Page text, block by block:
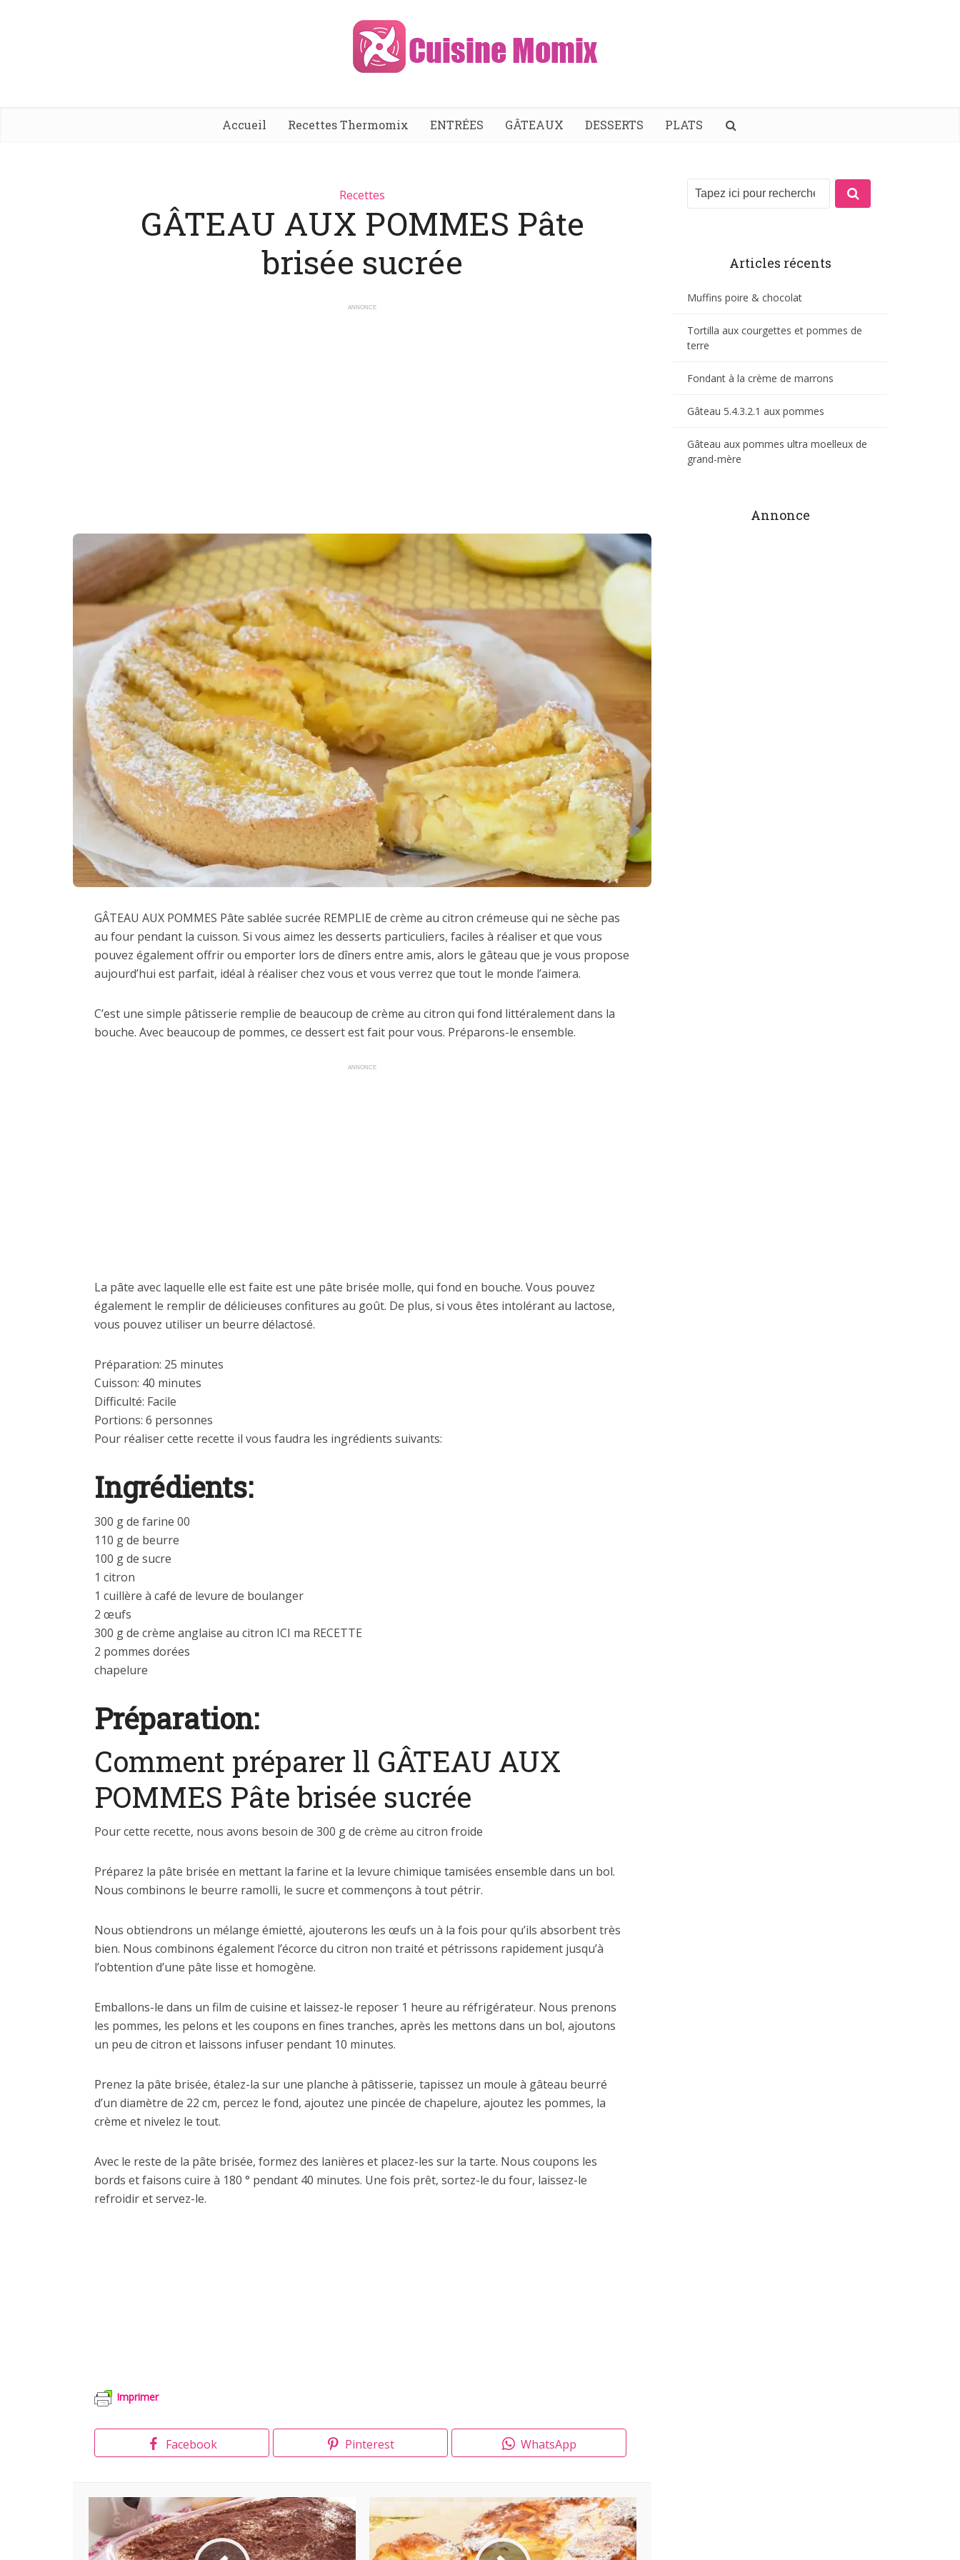
Accueil Recettes Thermomix ENTRÉES GÂTEAUX DESSERTS PLATS
Recettes
GÂTEAU AUX POMMES Pâte
brisée sucrée
ANNONCE
GÂTEAU AUX POMMES Pâte sablée sucrée REMPLIE de crème au citron crémeuse qui ne sèche pas
au four pendant la cuisson. Si vous aimez les desserts particuliers, faciles à réaliser et que vous
pouvez également offrir ou emporter lors de dîners entre amis, alors le gâteau que je vous propose
aujourd’hui est parfait, idéal à réaliser chez vous et vous verrez que tout le monde l’aimera.
C’est une simple pâtisserie remplie de beaucoup de crème au citron qui fond littéralement dans la
bouche. Avec beaucoup de pommes, ce dessert est fait pour vous. Préparons-le ensemble.
ANNONCE
La pâte avec laquelle elle est faite est une pâte brisée molle, qui fond en bouche. Vous pouvez
également le remplir de délicieuses confitures au goût. De plus, si vous êtes intolérant au lactose,
vous pouvez utiliser un beurre délactosé.
Préparation: 25 minutes
Cuisson: 40 minutes
Difficulté: Facile
Portions: 6 personnes
Pour réaliser cette recette il vous faudra les ingrédients suivants:
Ingrédients:
300 g de farine 00
110 g de beurre
100 g de sucre
1 citron
1 cuillère à café de levure de boulanger
2 œufs
300 g de crème anglaise au citron ICI ma RECETTE
2 pommes dorées
chapelure
Préparation:
Comment préparer ll GÂTEAU AUX
POMMES Pâte brisée sucrée
Pour cette recette, nous avons besoin de 300 g de crème au citron froide
Préparez la pâte brisée en mettant la farine et la levure chimique tamisées ensemble dans un bol.
Nous combinons le beurre ramolli, le sucre et commençons à tout pétrir.
Nous obtiendrons un mélange émietté, ajouterons les œufs un à la fois pour qu’ils absorbent très
bien. Nous combinons également l’écorce du citron non traité et pétrissons rapidement jusqu’à
l’obtention d’une pâte lisse et homogène.
Emballons-le dans un film de cuisine et laissez-le reposer 1 heure au réfrigérateur. Nous prenons
les pommes, les pelons et les coupons en fines tranches, après les mettons dans un bol, ajoutons
un peu de citron et laissons infuser pendant 10 minutes.
Prenez la pâte brisée, étalez-la sur une planche à pâtisserie, tapissez un moule à gâteau beurré
d’un diamètre de 22 cm, percez le fond, ajoutez une pincée de chapelure, ajoutez les pommes, la
crème et nivelez le tout.
Avec le reste de la pâte brisée, formez des lanières et placez-les sur la tarte. Nous coupons les
bords et faisons cuire à 180 ° pendant 40 minutes. Une fois prêt, sortez-le du four, laissez-le
refroidir et servez-le.
Imprimer
Facebook Pinterest WhatsApp
Articles récents
Muffins poire & chocolat
Tortilla aux courgettes et pommes de
terre
Fondant à la crème de marrons
Gâteau 5.4.3.2.1 aux pommes
Gâteau aux pommes ultra moelleux de
grand-mère
Annonce